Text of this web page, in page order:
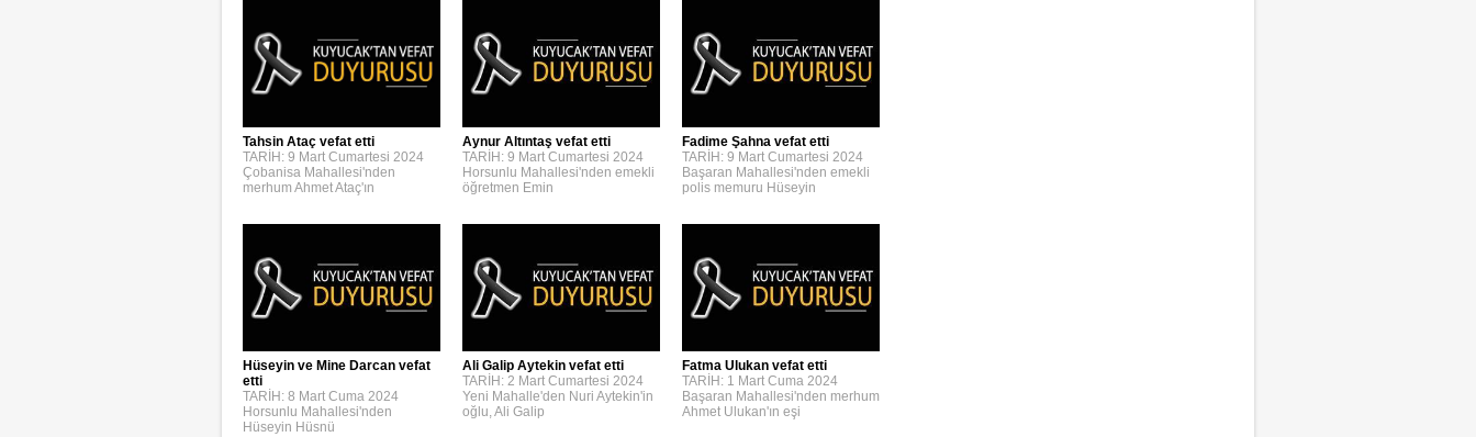
Tahsin Ataç vefat etti
TARİH: 9 Mart Cumartesi 2024
Çobanisa Mahallesi'nden
merhum Ahmet Ataç'ın
Aynur Altıntaş vefat etti
TARİH: 9 Mart Cumartesi 2024
Horsunlu Mahallesi'nden emekli
öğretmen Emin
Fadime Şahna vefat etti
TARİH: 9 Mart Cumartesi 2024
Başaran Mahallesi'nden emekli
polis memuru Hüseyin
Hüseyin ve Mine Darcan vefat
etti
TARİH: 8 Mart Cuma 2024
Horsunlu Mahallesi'nden
Hüseyin Hüsnü
Ali Galip Aytekin vefat etti
TARİH: 2 Mart Cumartesi 2024
Yeni Mahalle'den Nuri Aytekin'in
oğlu, Ali Galip
Fatma Ulukan vefat etti
TARİH: 1 Mart Cuma 2024
Başaran Mahallesi'nden merhum
Ahmet Ulukan'ın eşi